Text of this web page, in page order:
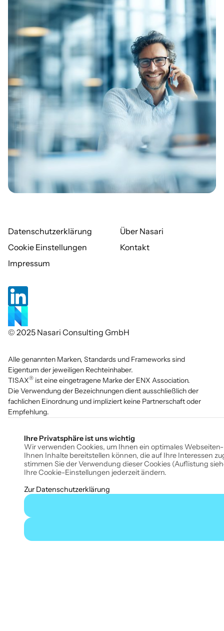
technische & organisatorische Tests
Threat-Led Penetration Tests (TLPT) gemäß
TIBER EU
Testplanung & Testtiefe
© 2025 Nasari Consulting GmbH
Datenschutzerklärung
Cookie Einstellungen
Impressum
Über Nasari
Kontakt
Alle genannten Marken, Standards und Frameworks sind
Eigentum der jeweiligen Rechteinhaber.
TISAX® ist eine eingetragene Marke der ENX Association.
Die Verwendung der Bezeichnungen dient ausschließlich der
fachlichen Einordnung und impliziert keine Partnerschaft oder
Empfehlung.
Ihre Privatsphäre ist uns wichtig
Wir verwenden Cookies, um Ihnen ein optimales
Ihnen Inhalte bereitstellen können, die auf Ihre Interessen
stimmen Sie der Verwendung dieser Cookies (Auflistung
Ihre Cookie-Einstellungen jederzeit ändern.
Zur Datenschutzerklärung